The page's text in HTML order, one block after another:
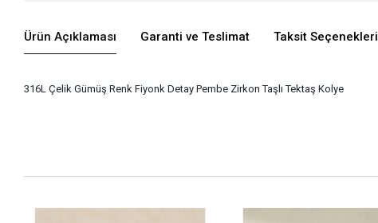
Ürün Açıklaması Garanti ve Teslimat Taksit Seçenekleri
316L Çelik Gümüş Renk Fiyonk Detay Pembe Zirkon Taşlı Tektaş Kolye